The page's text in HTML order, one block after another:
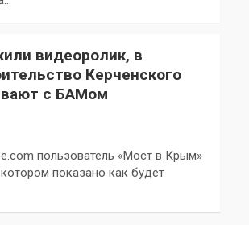
видеоролик, в
Керченского
с БАМом
пользователь «Мост в Крым»
показано как будет